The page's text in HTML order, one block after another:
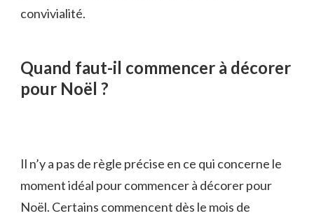
convivialité.
Quand faut-il commencer à décorer
pour Noël ?
Il n’y a pas de règle précise en ce qui concerne le
moment idéal pour commencer à décorer pour
Noël. Certains commencent dès le mois de